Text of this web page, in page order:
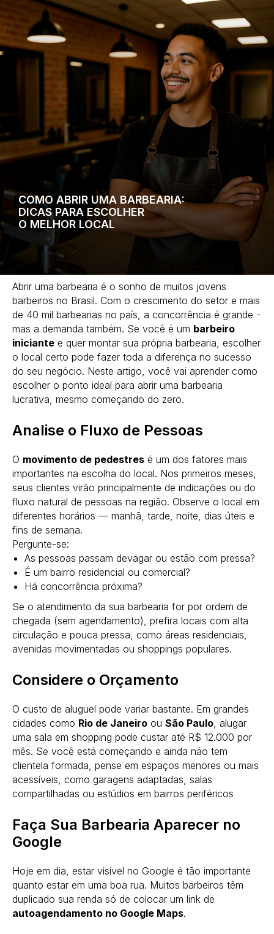
COMO ABRIR UMA BARBEARIA:
DICAS PARA ESCOLHER
O MELHOR LOCAL
Abrir uma barbearia é o sonho de muitos jovens
barbeiros no Brasil. Com o crescimento do setor e mais
de 40 mil barbearias no país, a concorrência é grande -
mas a demanda também. Se você é um barbeiro
iniciante e quer montar sua própria barbearia, escolher
o local certo pode fazer toda a diferença no sucesso
do seu negócio. Neste artigo, você vai aprender como
escolher o ponto ideal para abrir uma barbearia
lucrativa, mesmo começando do zero.
Analise o Fluxo de Pessoas
O movimento de pedestres é um dos fatores mais
importantes na escolha do local. Nos primeiros meses,
seus clientes virão principalmente de indicações ou do
fluxo natural de pessoas na região. Observe o local em
diferentes horários — manhã, tarde, noite, dias úteis e
fins de semana.
Pergunte-se:
As pessoas passam devagar ou estão com pressa?
É um bairro residencial ou comercial?
Há concorrência próxima?
Se o atendimento da sua barbearia for por ordem de
chegada (sem agendamento), prefira locais com alta
circulação e pouca pressa, como áreas residenciais,
avenidas movimentadas ou shoppings populares.
Considere o Orçamento
O custo de aluguel pode variar bastante. Em grandes
cidades como Rio de Janeiro ou São Paulo, alugar
uma sala em shopping pode custar até R$ 12.000 por
mês. Se você está começando e ainda não tem
clientela formada, pense em espaços menores ou mais
acessíveis, como garagens adaptadas, salas
compartilhadas ou estúdios em bairros periféricos
Faça Sua Barbearia Aparecer no
Google
Hoje em dia, estar visível no Google é tão importante
quanto estar em uma boa rua. Muitos barbeiros têm
duplicado sua renda só de colocar um link de
autoagendamento no Google Maps.